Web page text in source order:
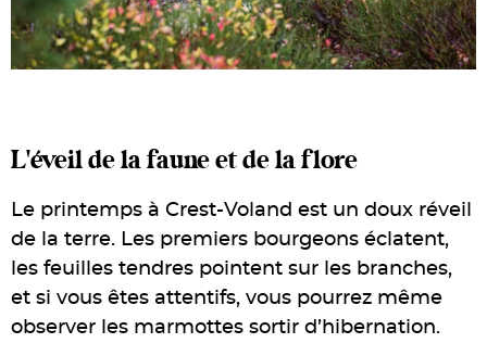
L'éveil de la faune et de la flore
Le printemps à Crest-Voland est un doux réveil
de la terre. Les premiers bourgeons éclatent,
les feuilles tendres pointent sur les branches,
et si vous êtes attentifs, vous pourrez même
observer les marmottes sortir d’hibernation.